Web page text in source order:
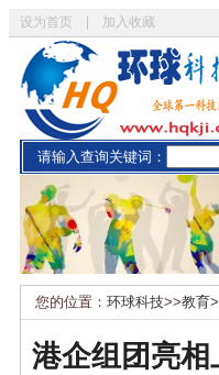
设为首页 加入收藏
请输入查询关键词：
您的位置： 环球科技>>教育>
港企组团亮